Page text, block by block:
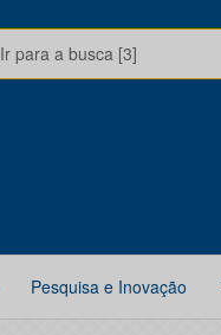
Ir para a busca [3]
Pesquisa e Inovação